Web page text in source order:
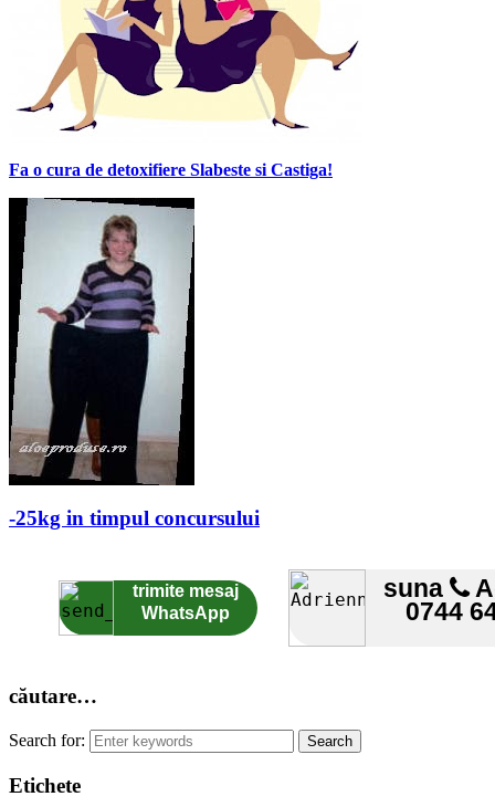
Fa o cura de detoxifiere Slabeste si Castiga!
-25kg in timpul concursului
trimite mesaj
WhatsApp
suna
0744
căutare…
Search for:
Etichete